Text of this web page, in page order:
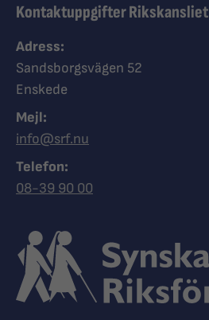
Kontaktuppgifter Rikskansliet
Adress:
Sandsborgsvägen 52
Enskede
Mejl:
info@srf.nu
Telefon:
Ring Synskadades riksförbund
08-39 90 00